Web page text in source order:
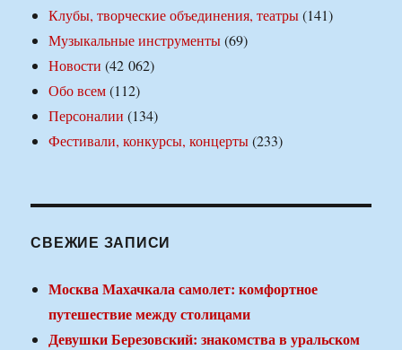
Клубы, творческие объединения, театры(141)
Музыкальные инструменты(69)
Новости (42 062)
Обо всем(112)
Персоналии (134)
Фестивали, конкурсы, концерты(233)
СВЕЖИЕ ЗАПИСИ
Москва Махачкала самолет: комфортное
путешествие между столицами
Девушки Березовский: знакомства в уральском